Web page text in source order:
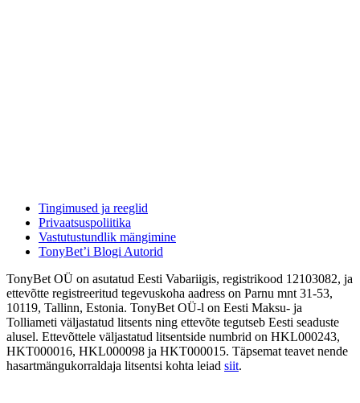
Tingimused ja reeglid
Privaatsuspoliitika
Vastutustundlik mängimine
TonyBet’i Blogi Autorid
TonyBet OÜ on asutatud Eesti Vabariigis, registrikood 12103082, ja
ettevõtte registreeritud tegevuskoha aadress on Parnu mnt 31-53,
10119, Tallinn, Estonia. TonyBet OÜ-l on Eesti Maksu- ja
Tolliameti väljastatud litsents ning ettevõte tegutseb Eesti seaduste
alusel. Ettevõttele väljastatud litsentside numbrid on HKL000243,
HKT000016, HKL000098 ja HKT000015. Täpsemat teavet nende
hasartmängukorraldaja litsentsi kohta leiad siit.